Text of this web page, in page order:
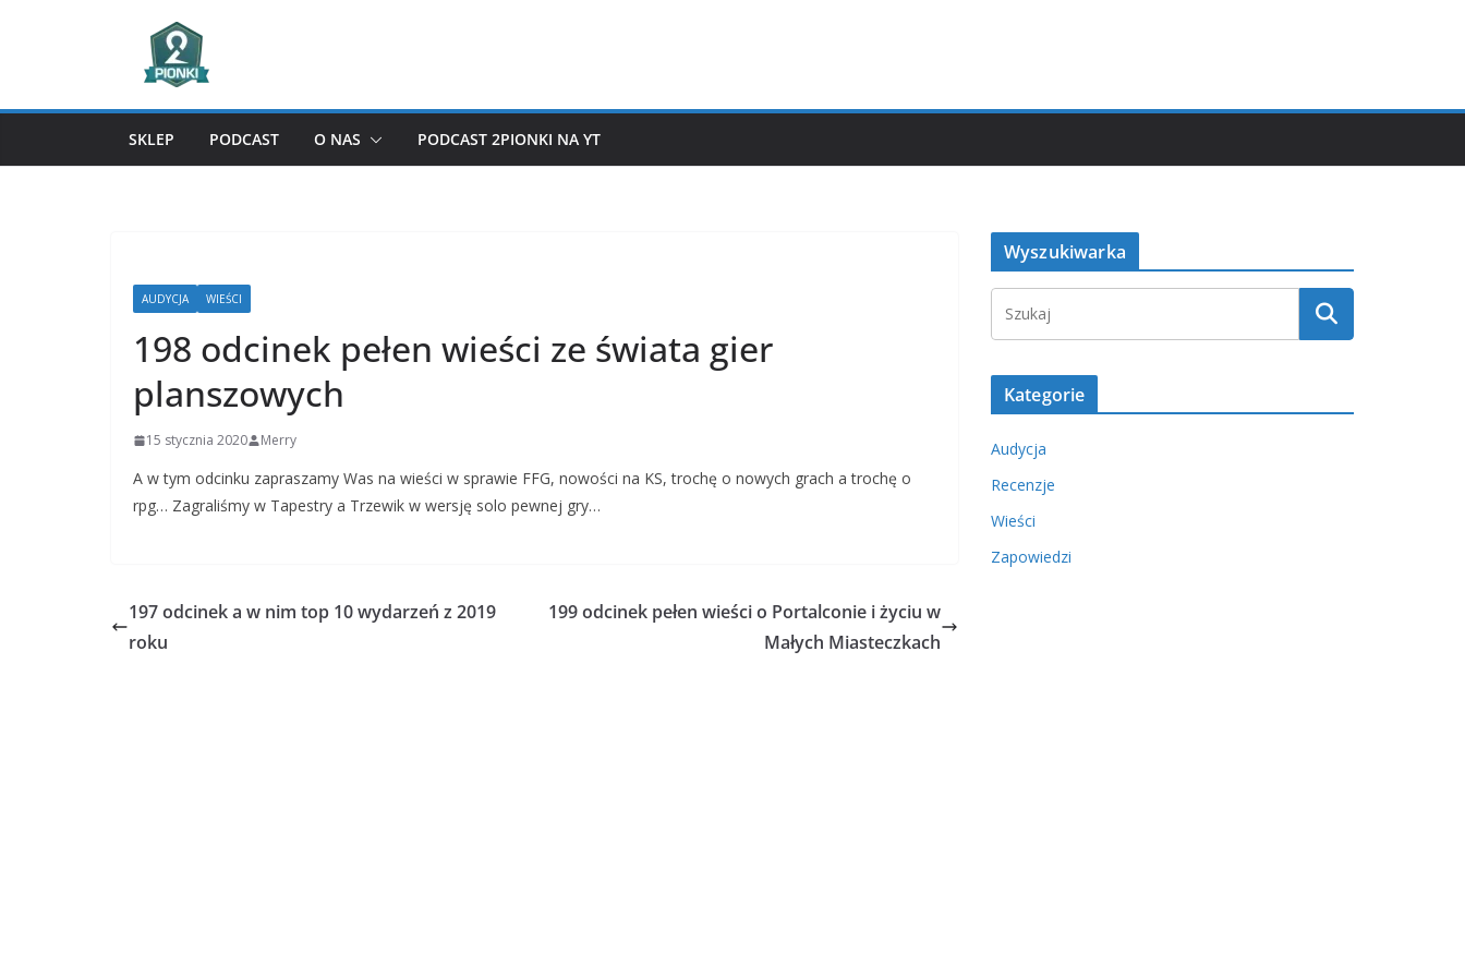
SKLEP PODCAST O NAS PODCAST 2PIONKI NA YT
AUDYCJA WIEŚCI
198 odcinek pełen wieści ze świata gier
planszowych
15 stycznia 2020 Merry
A w tym odcinku zapraszamy Was na wieści w sprawie FFG, nowości na KS, trochę o nowych grach a trochę o
rpg… Zagraliśmy w Tapestry a Trzewik w wersję solo pewnej gry…
197 odcinek a w nim top 10 wydarzeń z 2019
roku
199 odcinek pełen wieści o Portalconie i życiu w
Małych Miasteczkach
Wyszukiwarka
Kategorie
Audycja
Recenzje
Wieści
Zapowiedzi